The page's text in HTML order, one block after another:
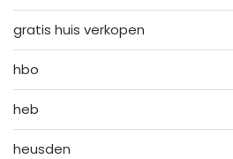
gratis huis verkopen
hbo
heb
heusden